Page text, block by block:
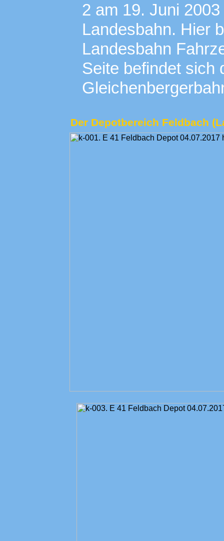
2 am 19. Juni
Landesbahn. Hier
Landesbahn
Seite befindet sich
Der Depotbereich Feldbach